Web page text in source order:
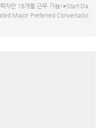
자만 18개월 근무 가능) ▸Start Da
Major Preferred Conversatio